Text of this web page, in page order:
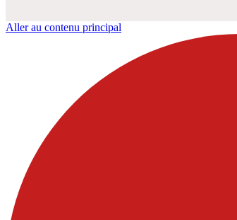
Aller au contenu principal